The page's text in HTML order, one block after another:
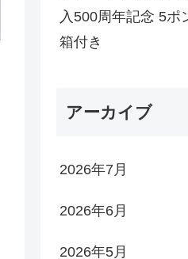
入500周年記念 5ポ
箱付き
アーカイブ
2026年7月
2026年6月
2026年5月